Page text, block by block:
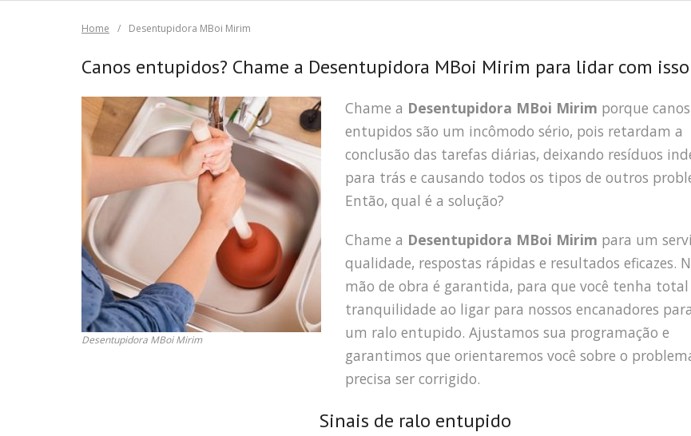
Home / Desentupidora MBoi Mirim
Canos entupidos? Chame a Desentupidora MBoi Mirim para lidar com
Desentupidora MBoi Mirim
Chame a Desentupidora MBoi Mirim porque canos
entupidos são um incômodo sério, pois retardam a
conclusão das tarefas diárias, deixando resíduos
para trás e causando todos os tipos de outros
Então, qual é a solução?
Chame a Desentupidora MBoi Mirim para um
qualidade, respostas rápidas e resultados eficazes.
mão de obra é garantida, para que você tenha total
tranquilidade ao ligar para nossos encanadores
um ralo entupido. Ajustamos sua programação e
garantimos que orientaremos você sobre o
precisa ser corrigido.
Sinais de ralo entupido